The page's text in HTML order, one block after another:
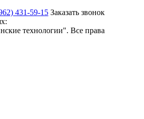
431-59-15 Заказать звонок
технологии". Все права